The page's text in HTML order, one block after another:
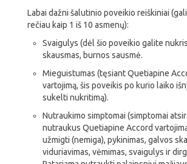
Labai dažni šalutinio poveikio reiškiniai
rečiau kaip 1 iš 10 asmenų):
Svaigulys (dėl šio poveikio galite
skausmas, burnos sausmė.
Mieguistumas (tęsiant Quetiapine
vartojimą, šis poveikis po kurio laiko
sukelti nukritimą).
Nutraukimo simptomai (simptomai
nutraukus Quetiapine Accord
užmigti (nemiga), pykinimas, galvos
viduriavimas, vėmimas, svaigulys ir